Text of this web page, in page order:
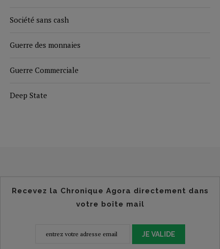
Société sans cash
Guerre des monnaies
Guerre Commerciale
Deep State
Recevez la Chronique Agora directement dans
votre boîte mail
JE VALIDE